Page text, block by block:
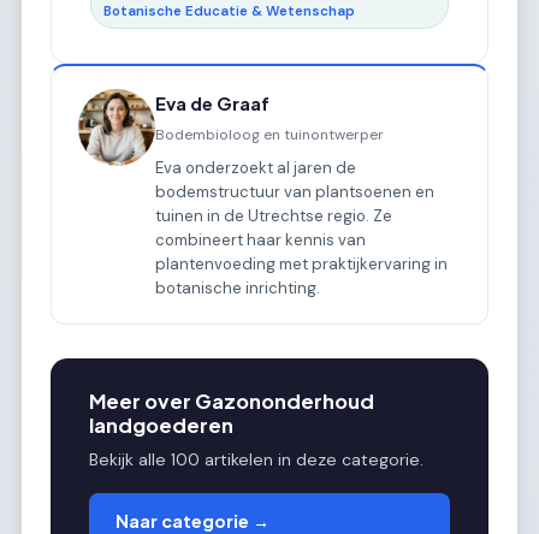
Botanische Educatie & Wetenschap
Eva de Graaf
Bodembioloog en tuinontwerper
Eva onderzoekt al jaren de
bodemstructuur van plantsoenen en
tuinen in de Utrechtse regio. Ze
combineert haar kennis van
plantenvoeding met praktijkervaring in
botanische inrichting.
Meer over Gazononderhoud
landgoederen
Bekijk alle 100 artikelen in deze categorie.
Naar categorie →